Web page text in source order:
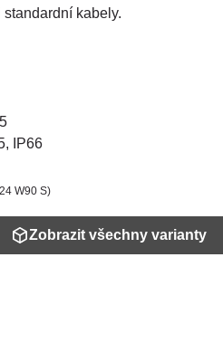
kabely.
IP66
W90 S)
Zobrazit všechny varianty